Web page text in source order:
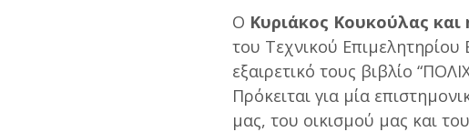
Ο Κυριάκος Κουκούλας και
του Τεχνικού
εξαιρετικό τους βιβλίο
Πρόκειται για μία
μας, του οικισμού μας και